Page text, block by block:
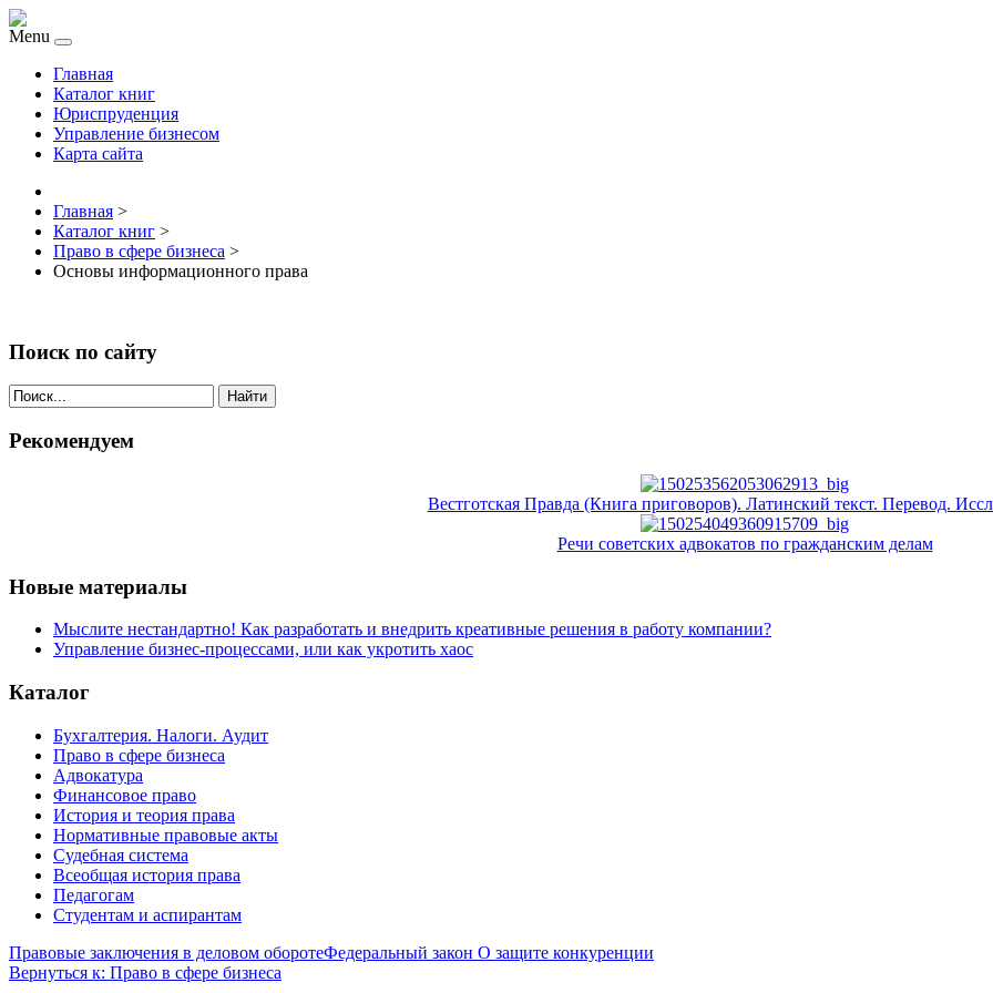
Menu
Главная
Каталог книг
Юриспруденция
Управление бизнесом
Карта сайта
Главная >
Каталог книг >
Право в сфере бизнеса >
Основы информационного права
Поиск по сайту
Найти
Рекомендуем
Вестготская Правда (Книга приговоров). Латинский текст. Перевод.
Речи советских адвокатов по гражданским делам
Новые материалы
Мыслите нестандартно! Как разработать и внедрить креативные решения в работу компании?
Управление бизнес-процессами, или как укротить хаос
Каталог
Бухгалтерия. Налоги. Аудит
Право в сфере бизнеса
Адвокатура
Финансовое право
История и теория права
Нормативные правовые акты
Судебная система
Всеобщая история права
Педагогам
Студентам и аспирантам
Правовые заключения в деловом оборотеФедеральный закон О защите конкуренции
Вернуться к: Право в сфере бизнеса